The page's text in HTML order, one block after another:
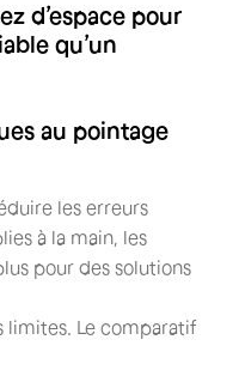
d’espace pour
qu’un
au pointage
les erreurs
à la main, les
pour des solutions
limites. Le comparatif